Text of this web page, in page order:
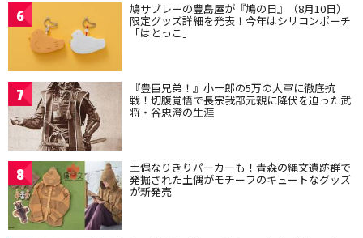
6 鳩サブレーの豊島屋が『鳩の日』（8月10日）
限定グッズ詳細を発表！今年はシリコンポーチ
「はとっこ」
7 『豊臣兄弟！』小一郎の5万の大軍に徹底抗
戦！切腹覚悟で長宗我部元親に降伏を迫った武
将・谷忠澄の生涯
8 土偶なりきりパーカーも！青森の縄文遺跡群で
発掘された土偶がモチーフのキュートなグッズ
が新発売